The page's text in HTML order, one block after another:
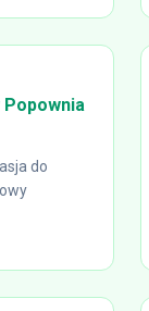
do